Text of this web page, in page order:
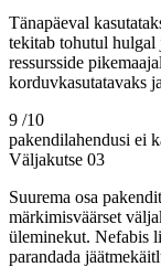
Tänapäeval
tekitab tohutul hulgal
ressursside
korduvkasutatavaks
9 /10
pakendilahendusi ei
Väljakutse 03
Suurema osa
märkimisväärset
üleminekut. Nefabis
parandada